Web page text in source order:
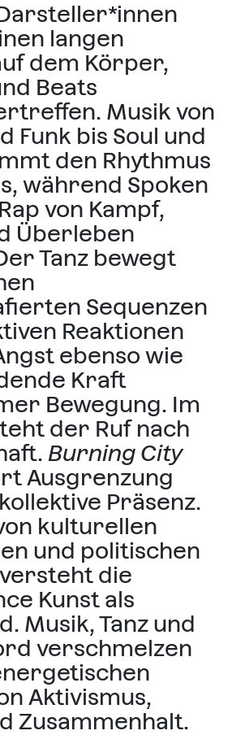
langen
dem Körper,
Beats
Musik von
Funk bis Soul und
den Rhythmus
während Spoken
von Kampf,
Überleben
Tanz bewegt
Sequenzen
Reaktionen
ebenso wie
Kraft
Bewegung. Im
der Ruf nach
Burning City
Ausgrenzung
Präsenz.
kulturellen
und politischen
die
Kunst als
Musik, Tanz und
verschmelzen
Aktivismus,
Zusammenhalt.